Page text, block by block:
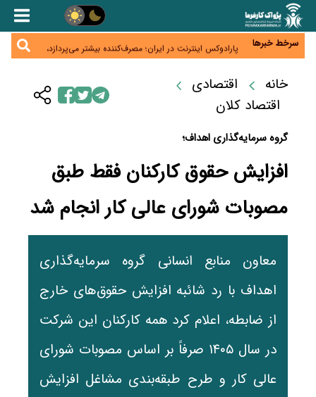
سرخط خبرها
زائران اربعین نگران ارز باقی‌مانده نباشند؛ خرید دینار در
جنگ کریدورها وارد فاز جدید شد؛ سرمایه‌گذاری ۳۴۵
پارادوکس اینترنت در ایران؛ مصرف‌کننده بیشتر می‌پردازد،
شبکه کمتر توسعه می‌یابد
جدید سیاست‌های مالیاتی در حمایت از تولید
معمای تأمین ۸۰ همت معوقات بازنشستگان؛ بانک رفاه
وارد میدان شد
خانه
اقتصادی
اقتصاد کلان
گروه سرمایه‌گذاری اهداف؛
افزایش حقوق کارکنان فقط طبق
مصوبات شورای عالی کار انجام شد
معاون منابع انسانی گروه سرمایه‌گذاری
اهداف با رد شائبه افزایش حقوق‌های خارج
از ضابطه، اعلام کرد همه کارکنان این شرکت
در سال ۱۴۰۵ صرفاً بر اساس مصوبات شورای
عالی کار و طرح طبقه‌بندی مشاغل افزایش